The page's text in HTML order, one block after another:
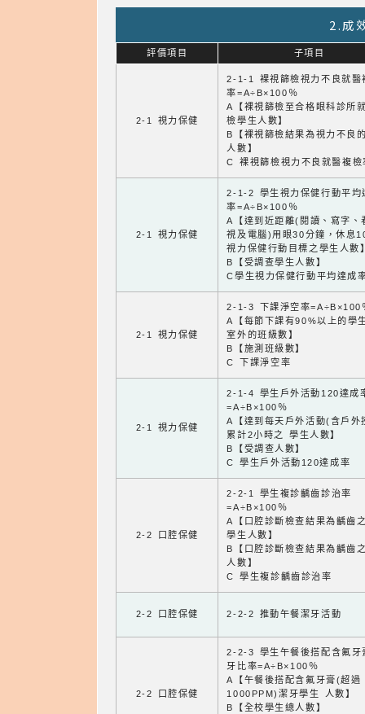
2.成
評價項目 子項目
2-1 視力保健
2-1-1 裸視篩檢視力不良就醫
率=A÷B×100％
A【裸視篩檢至合格眼科診所
檢學生人數】
B【裸視篩檢結果為視力不良
人數】
C 裸視篩檢視力不良就醫複檢
2-1 視力保健
2-1-2 學生視力保健行動平均
率=A÷B×100％
A【達到近距離(閱讀、寫字、
視及電腦)用眼30分鐘，休息
視力保健行動目標之學生人數
B【受調查學生人數】
C學生視力保健行動平均達成
2-1 視力保健
2-1-3 下課淨空率=A÷B×100
A【每節下課有90%以上的學
室外的班級數】
B【施測班級數】
C 下課淨空率
2-1 視力保健
2-1-4 學生戶外活動120達成
=A÷B×100％
A【達到每天戶外活動(含戶外
累計2小時之 學生人數】
B【受調查人數】
C 學生戶外活動120達成率
2-2 口腔保健
2-2-1 學生複診齲齒診治率
=A÷B×100％
A【口腔診斷檢查結果為齲齒
學生人數】
B【口腔診斷檢查結果為齲齒
人數】
C 學生複診齲齒診治率
2-2 口腔保健 2-2-2 推動午餐潔牙活動
2-2 口腔保健
2-2-3 學生午餐後搭配含氟牙
牙比率=A÷B×100％
A【午餐後搭配含氟牙膏(超過
1000PPM)潔牙學生 人數】
B【全校學生總人數】